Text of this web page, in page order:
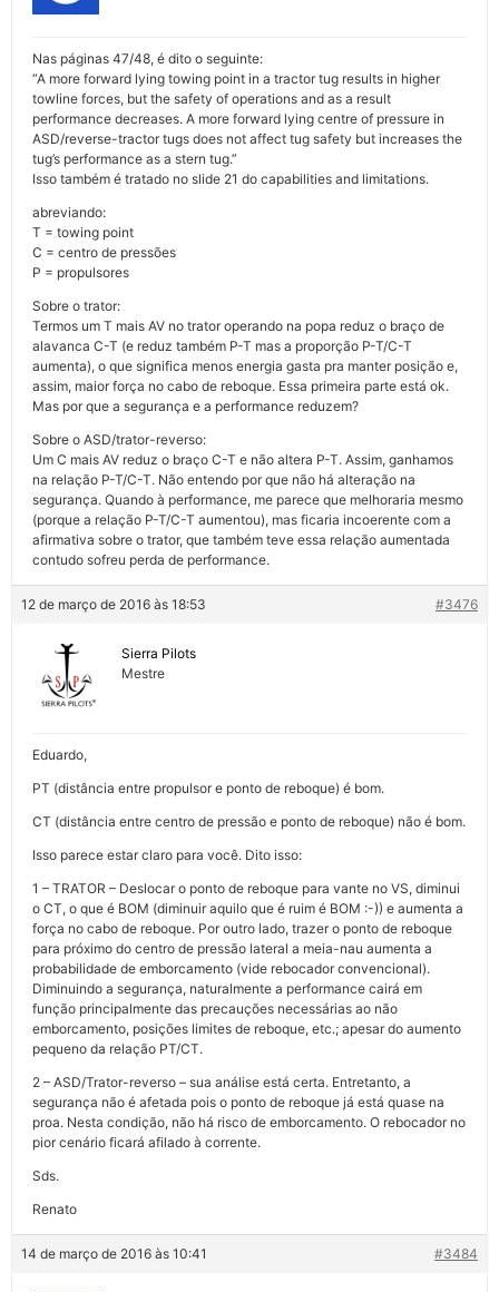
Nas páginas 47/48, é dito o seguinte:
“A more forward lying towing point in a tractor tug results in higher
towline forces, but the safety of operations and as a result
performance decreases. A more forward lying centre of pressure in
ASD/reverse-tractor tugs does not affect tug safety but increases the
tug’s performance as a stern tug.”
Isso também é tratado no slide 21 do capabilities and limitations.
abreviando:
T = towing point
C = centro de pressões
P = propulsores
Sobre o trator:
Termos um T mais AV no trator operando na popa reduz o braço de
alavanca C-T (e reduz também P-T mas a proporção P-T/C-T
aumenta), o que significa menos energia gasta pra manter posição e,
assim, maior força no cabo de reboque. Essa primeira parte está ok.
Mas por que a segurança e a performance reduzem?
Sobre o ASD/trator-reverso:
Um C mais AV reduz o braço C-T e não altera P-T. Assim, ganhamos
na relação P-T/C-T. Não entendo por que não há alteração na
segurança. Quando à performance, me parece que melhoraria mesmo
(porque a relação P-T/C-T aumentou), mas ficaria incoerente com a
afirmativa sobre o trator, que também teve essa relação aumentada
contudo sofreu perda de performance.
12 de março de 2016 às 18:53 #3476
Sierra Pilots
Mestre
Eduardo,
PT (distância entre propulsor e ponto de reboque) é bom.
CT (distância entre centro de pressão e ponto de reboque) não é bom.
Isso parece estar claro para você. Dito isso:
1 – TRATOR – Deslocar o ponto de reboque para vante no VS, diminui
o CT, o que é BOM (diminuir aquilo que é ruim é BOM :-)) e aumenta a
força no cabo de reboque. Por outro lado, trazer o ponto de reboque
para próximo do centro de pressão lateral a meia-nau aumenta a
probabilidade de emborcamento (vide rebocador convencional).
Diminuindo a segurança, naturalmente a performance cairá em
função principalmente das precauções necessárias ao não
emborcamento, posições limites de reboque, etc.; apesar do aumento
pequeno da relação PT/CT.
2 – ASD/Trator-reverso – sua análise está certa. Entretanto, a
segurança não é afetada pois o ponto de reboque já está quase na
proa. Nesta condição, não há risco de emborcamento. O rebocador no
pior cenário ficará afilado à corrente.
Sds.
Renato
14 de março de 2016 às 10:41 #3484